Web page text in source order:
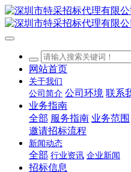
网站首页
关于我们
公司简介 公司环境 联系
业务指南
全部 服务指南 业务范围
邀请招标流程
新闻动态
全部 行业资讯 企业新闻
招标信息